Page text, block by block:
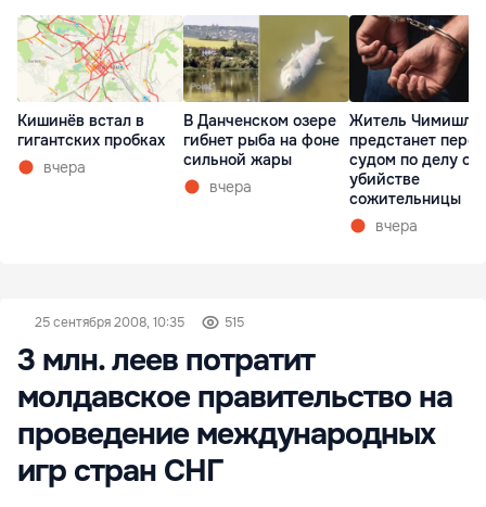
Кишинёв встал в
гигантских пробках
вчера
В Данченском озере
гибнет рыба на фоне
сильной жары
вчера
Житель
предстанет перед
судом по делу об
убийстве
сожительницы
вчера
25 сентября 2008, 10:35 515
3 млн. леев потратит
молдавское правительство на
проведение международных
игр стран СНГ